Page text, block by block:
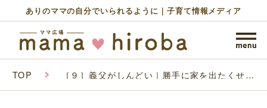
ありのママの自分でいられるように｜子育て情報メディア
TOP ［９］義父がしんどい｜勝手に家を出たくせに
な言葉にこみ上げる怒り